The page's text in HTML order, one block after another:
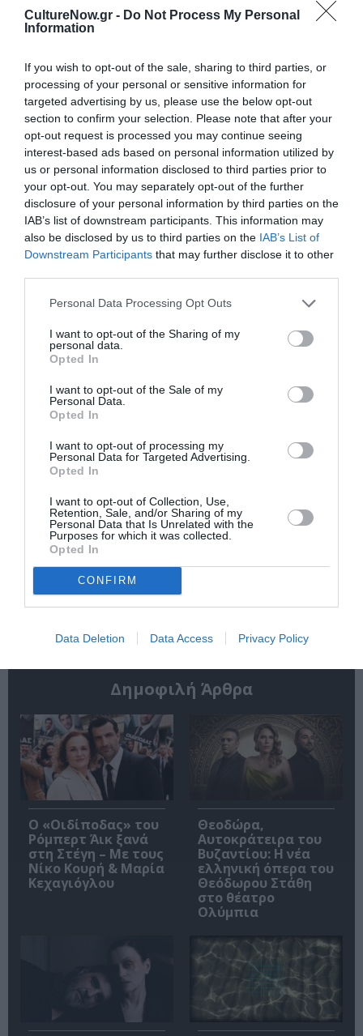
CultureNow.gr - Do Not Process My Personal
Information
If you wish to opt-out of the sale, sharing to third parties, or
processing of your personal or sensitive information for
targeted advertising by us, please use the below opt-out
section to confirm your selection. Please note that after your
opt-out request is processed you may continue seeing
interest-based ads based on personal information utilized by
us or personal information disclosed to third parties prior to
your opt-out. You may separately opt-out of the further
disclosure of your personal information by third parties on the
IAB’s list of downstream participants. This information may
also be disclosed by us to third parties on the IAB’s List of
Downstream Participants that may further disclose it to other
Personal Data Processing Opt Outs
I want to opt-out of the Sharing of my
personal data.
Opted In
I want to opt-out of the Sale of my
Personal Data.
Opted In
I want to opt-out of processing my
Personal Data for Targeted Advertising.
Opted In
I want to opt-out of Collection, Use,
Retention, Sale, and/or Sharing of my
Personal Data that Is Unrelated with the
Purposes for which it was collected.
Opted In
CONFIRM
Data Deletion Data Access Privacy Policy
την Τέχνη και τον Πολιτισμό!
Ακολουθήστε το Culturenow.gr
Σχετικά Άρθρα
Mania The Abba
Tribute: Μια
στο Christmas
Theater
The Magician’s
Οι Arab Strap στο
Gazarte Ground
Stage
Τα τραγούδια μας:
Ρεμπούτσικα και
Δημοφιλή Άρθρα
O «Οιδίποδας» του
Ρόμπερτ Άικ ξανά
στη Στέγη – Με τους
Νίκο Κουρή & Μαρία
Κεχαγιόγλου
Θεοδώρα,
Αυτοκράτειρα του
Βυζαντίου: Η νέα
ελληνική όπερα του
Θεόδωρου Στάθη
στο θέατρο
Ολύμπια